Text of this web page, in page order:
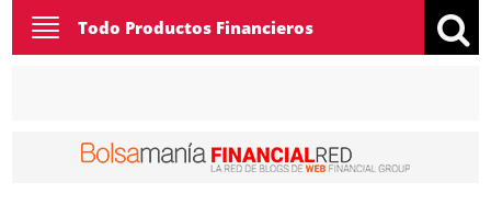
Toggle
navigation
Todo Productos Financieros